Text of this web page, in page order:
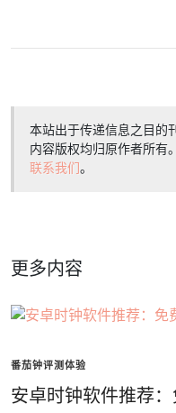
本站出于传递信息之目的
内容版权均归原作者所有
联系我们。
更多内容
番茄钟评测体验
安卓时钟软件推荐